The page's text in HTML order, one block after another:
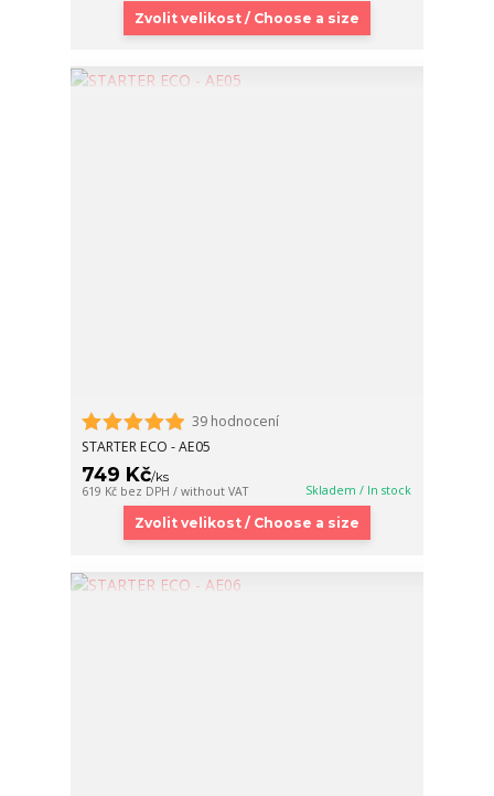
Zvolit velikost / Choose a size
39 hodnocení
STARTER ECO - AE05
749 Kč/ks
619 Kč bez DPH / without VAT Skladem / In stock
Zvolit velikost / Choose a size